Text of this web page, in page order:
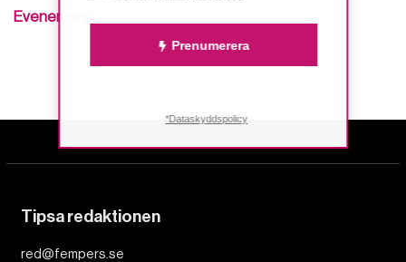
Evenemang
Tipsa redaktionen
red@fempers.se
Prenumerera
*Dataskyddspolicy